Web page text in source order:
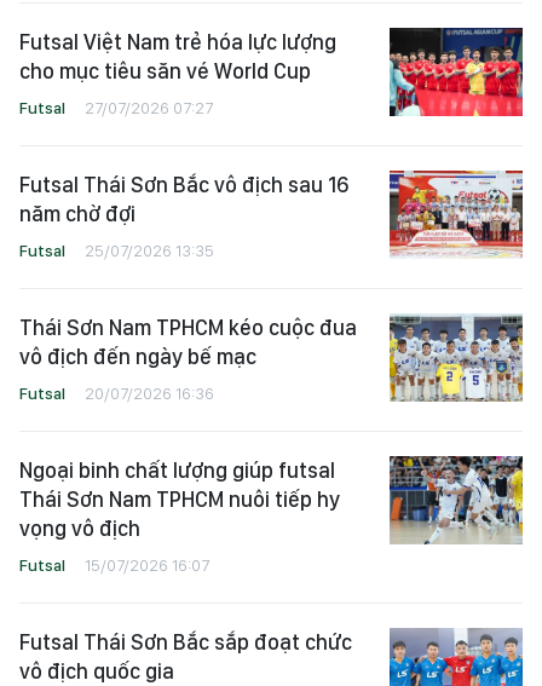
Futsal Việt Nam trẻ hóa lực lượng
cho mục tiêu săn vé World Cup
Futsal 27/07/2026 07:27
Futsal Thái Sơn Bắc vô địch sau 16
năm chờ đợi
Futsal 25/07/2026 13:35
Thái Sơn Nam TPHCM kéo cuộc đua
vô địch đến ngày bế mạc
Futsal 20/07/2026 16:36
Ngoại binh chất lượng giúp futsal
Thái Sơn Nam TPHCM nuôi tiếp hy
vọng vô địch
Futsal 15/07/2026 16:07
Futsal Thái Sơn Bắc sắp đoạt chức
vô địch quốc gia